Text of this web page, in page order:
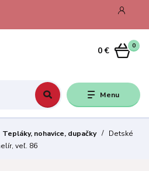
Menu
0
0 €
Tepláky, nohavice, dupačky
Detské
veľ. 86